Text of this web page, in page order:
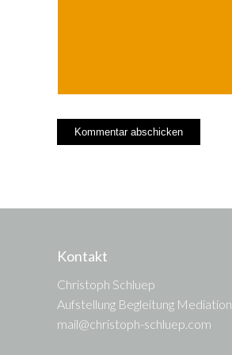
Kontakt
Christoph Schluep
Aufstellung Begleitung Mediation
mail@christoph-schluep.com